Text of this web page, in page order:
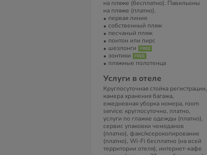
на пляже (бесплатно). Павильоны
на пляже (платно).
первая линия
собственный пляж
песчаный пляж
понтон или пирс
шезлонги
зонтики
пляжные полотенца
Услуги в отеле
Круглосуточная стойка регистрации,
камера хранения багажа,
ежедневная уборка номера, room
service: круглосуточно, платно,
услуги по глажке одежды (платно),
сервис упаковки чемоданов
(платно), факс/ксерокопирование
(платно), Wi-Fi бесплатно (на всей
территории отеля), интернет-кафе